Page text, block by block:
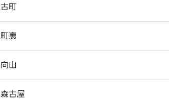
町
裏
山
古屋